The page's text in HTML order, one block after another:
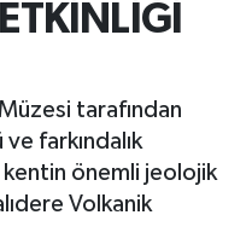
tarafından
farkındalık
önemli jeolojik
Volkanik